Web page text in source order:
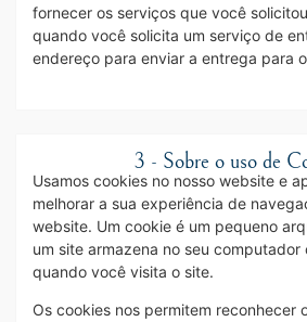
fornecer os serviços que você
quando você solicita um serviço de
endereço para enviar a entrega para
3 - Sobre o uso de
Usamos cookies no nosso website e
melhorar a sua experiência de
website. Um cookie é um pequeno
um site armazena no seu
quando você visita o site.
Os cookies nos permitem reconhecer